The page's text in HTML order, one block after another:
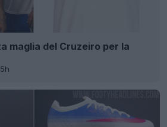
maglia del Cruzeiro per la
5h